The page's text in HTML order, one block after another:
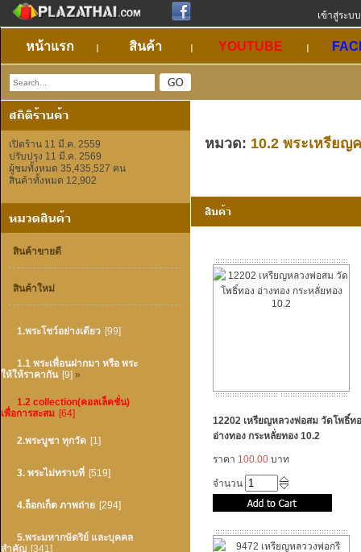
เข้าสู่ระบบ
หน้าแรก สินค้า YOUTUBE
เปิดร้าน 11 มี.ค. 2559
ปรับปรุง 11 มี.ค. 2569
ผู้ชมทั้งหมด 35,435,527 คน
สินค้าทั้งหมด 12,902
สินค้าขายดี
สินค้าใหม่
1.พระโชว์อย่างเดียว [99]
1.1 พระเพื่อนฝากมา หรือ พระ
ให้ให้ราคากัน [9] »
1.2 collection(คอลเล็คชั่น)
เพื่อการสะสม [64]
2.พระบูชา ทุกวัด [1]
3. พระไม่ทราบที่ [519]
4.ล็อกเก็ต ภาพถ่าย [294]
5.พระมหากษัตริย์ และบุคคล
สำคัญ [341]
หมวด: 10.2 พระเหรียญ
12202 เหรียญหลวงพ่อสม วัดโพธิ์ท
อ่างทอง กระหลั่ยทอง 10.2
ราคา 100.00 บาท
จำนวน